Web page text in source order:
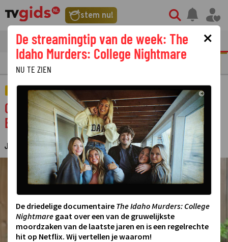
stem nu!
tvgids streaming nieuws
STREAMING
AMUSEMENT
Op deze datum keert Hugo Kennis terug bij
Eigen Huis & Tuin: Lekker Leven
JUDITH REGELING ·29 NOVEMBER 2022 11:11
×
De streamingtip van de week: The
Idaho Murders: College Nightmare
NU TE ZIEN
©
De driedelige documentaire The Idaho Murders: College
Nightmare gaat over een van de gruwelijkste
moordzaken van de laatste jaren en is een regelrechte
hit op Netflix. Wij vertellen je waarom!